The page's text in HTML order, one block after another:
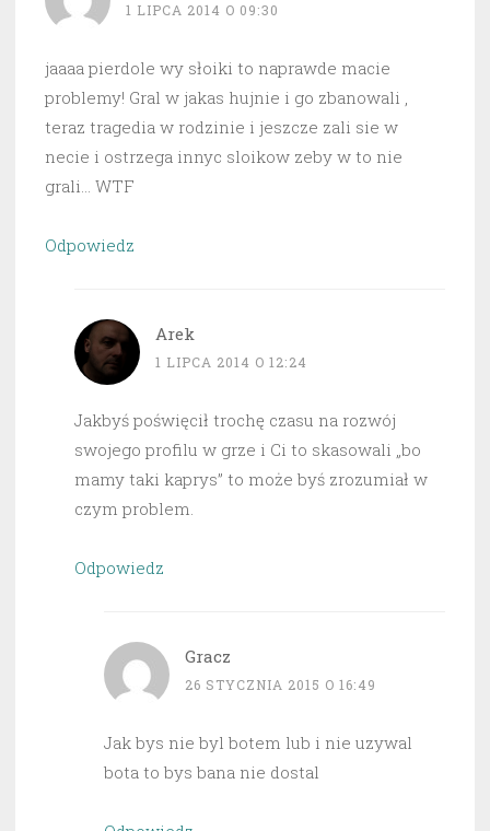
1 LIPCA 2014 O 09:30
jaaaa pierdole wy słoiki to naprawde macie
problemy! Gral w jakas hujnie i go zbanowali ,
teraz tragedia w rodzinie i jeszcze zali sie w
necie i ostrzega innyc sloikow zeby w to nie
grali… WTF
Odpowiedz
Arek
1 LIPCA 2014 O 12:24
Jakbyś poświęcił trochę czasu na rozwój
swojego profilu w grze i Ci to skasowali „bo
mamy taki kaprys” to może byś zrozumiał w
czym problem.
Odpowiedz
Gracz
26 STYCZNIA 2015 O 16:49
Jak bys nie byl botem lub i nie uzywal
bota to bys bana nie dostal